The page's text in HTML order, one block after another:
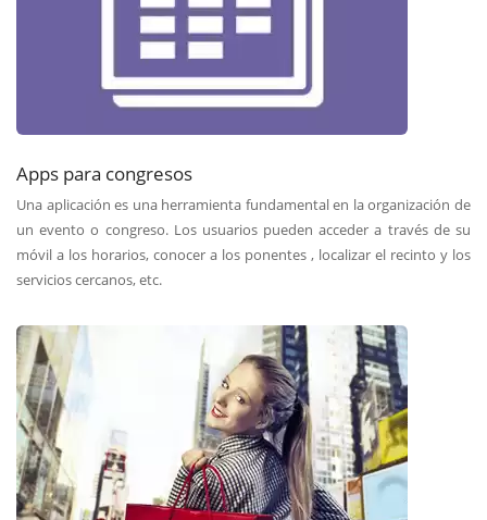
Apps para congresos
Una aplicación es una herramienta fundamental en la organización de
un evento o congreso. Los usuarios pueden acceder a través de su
móvil a los horarios, conocer a los ponentes , localizar el recinto y los
servicios cercanos, etc.